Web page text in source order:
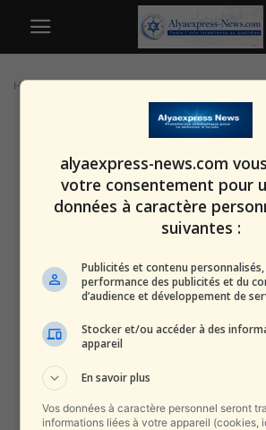
Home
alyaexpress-news.com
votre consentement pour
données à caractère
suivantes :
Publicités et contenu
performance des publicités et du
d’audience et développement de
Stocker et/ou accéder à des
appareil
En savoir plus
Vos données à caractère personnel seront
informations liées à votre appareil (cookies,